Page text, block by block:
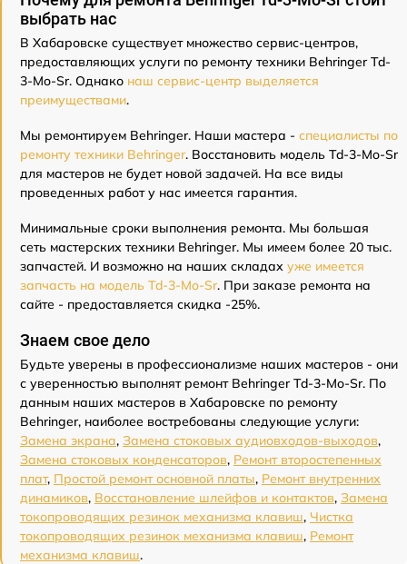
выбрать нас
В Хабаровске существует множество сервис-центров,
предоставляющих услуги по ремонту техники Behringer Td-
3-Mo-Sr. Однако наш сервис-центр выделяется
преимуществами.
Мы ремонтируем Behringer. Наши мастера - специалисты по
ремонту техники Behringer. Восстановить модель Td-3-Mo-Sr
для мастеров не будет новой задачей. На все виды
проведенных работ у нас имеется гарантия.
Минимальные сроки выполнения ремонта. Мы большая
сеть мастерских техники Behringer. Мы имеем более 20 тыс.
запчастей. И возможно на наших складах уже имеется
запчасть на модель Td-3-Mo-Sr. При заказе ремонта на
сайте - предоставляется скидка -25%.
Знаем свое дело
Будьте уверены в профессионализме наших мастеров - они
с уверенностью выполнят ремонт Behringer Td-3-Mo-Sr. По
данным наших мастеров в Хабаровске по ремонту
Behringer, наиболее востребованы следующие услуги:
Замена экрана, Замена стоковых аудиовходов-выходов,
Замена стоковых конденсаторов, Ремонт второстепенных
плат, Простой ремонт основной платы, Ремонт внутренних
динамиков, Восстановление шлейфов и контактов, Замена
токопроводящих резинок механизма клавиш, Чистка
токопроводящих резинок механизма клавиш, Ремонт
механизма клавиш.